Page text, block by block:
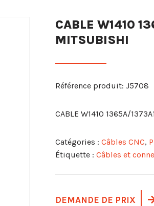
CABLE W1410
MITSUBISHI
Référence produit: J5708
CABLE W1410 1365A/
Catégories : Câbles CNC,
Étiquette : Câbles et
DEMANDE DE PRIX